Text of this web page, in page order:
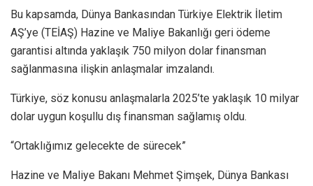
Bu kapsamda, Dünya Bankasından Türkiye Elektrik İletim
AŞ’ye (TEİAŞ) Hazine ve Maliye Bakanlığı geri ödeme
garantisi altında yaklaşık 750 milyon dolar finansman
sağlanmasına ilişkin anlaşmalar imzalandı.
Türkiye, söz konusu anlaşmalarla 2025’te yaklaşık 10 milyar
dolar uygun koşullu dış finansman sağlamış oldu.
“Ortaklığımız gelecekte de sürecek”
Hazine ve Maliye Bakanı Mehmet Şimşek, Dünya Bankası